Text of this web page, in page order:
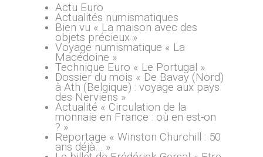
Actu Euro
Actualités numismatiques
Bien vu « La maison avec des
objets précieux »
Voyage numismatique « La
Macédoine »
Technique Euro « Le Portugal »
Dossier du mois « De Bavay (Nord)
à Ath (Belgique) : voyage aux pays
des Nerviens »
Actualité « Circulation de la
monnaie en France : où en est-on
? »
Reportage « Winston Churchill : 50
ans déjà… »